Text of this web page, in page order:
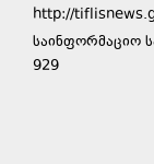
http://
საინფორმაციო
929